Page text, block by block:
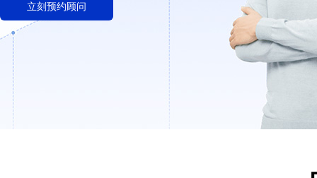
立刻预约顾问